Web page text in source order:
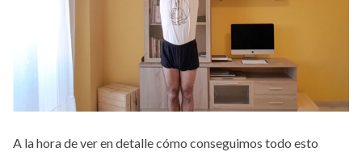
A la hora de ver en detalle cómo conseguimos todo esto